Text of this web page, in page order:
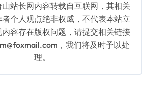
山站长网内容转载自互联网，其相关
个人观点绝非权威，不代表本站立
容存在版权问题，请提交相关链接
，我们将及时予以处
理。